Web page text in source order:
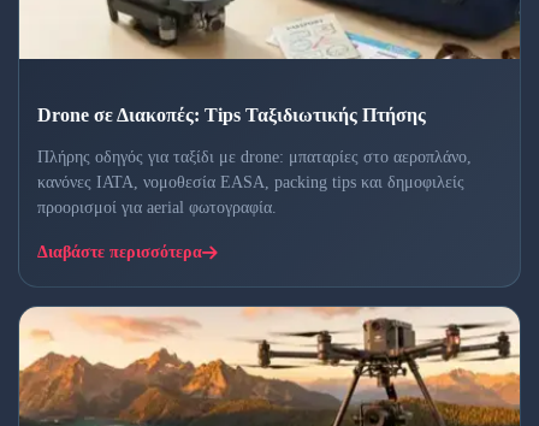
Drone σε Διακοπές: Tips Ταξιδιωτικής Πτήσης
Πλήρης οδηγός για ταξίδι με drone: μπαταρίες στο αεροπλάνο,
κανόνες IATA, νομοθεσία EASA, packing tips και δημοφιλείς
προορισμοί για aerial φωτογραφία.
Διαβάστε περισσότερα